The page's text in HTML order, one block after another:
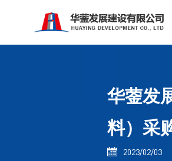
华蓥发
料）采
 2023/02/03